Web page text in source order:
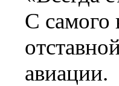
С самого
авиации.